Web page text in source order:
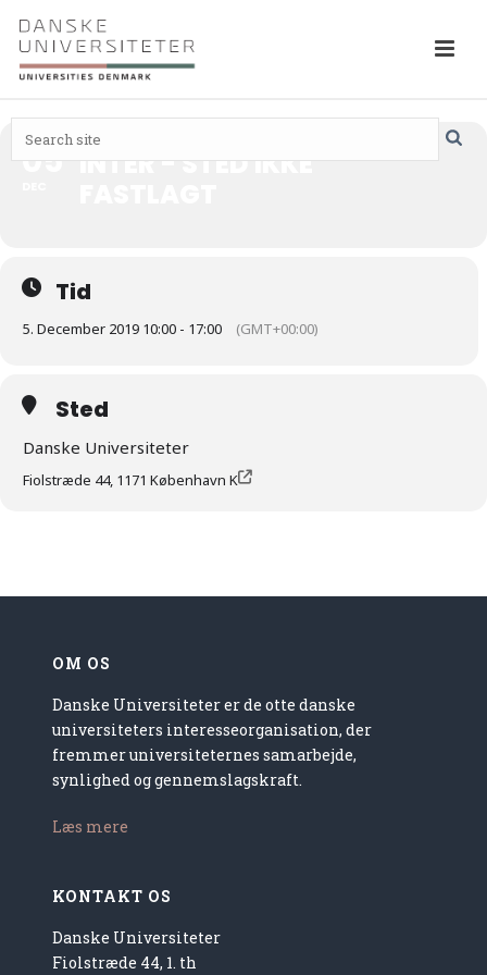
05 INTER - STED IKKE
Tid
5. December 2019 10:00 - 17:00 (GMT+00:00)
Sted
Danske Universiteter
Fiolstræde 44, 1171 København K
OM OS
Danske Universiteter er de otte danske
universiteters interesseorganisation, der
fremmer universiteternes samarbejde,
synlighed og gennemslagskraft.
Læs mere
KONTAKT OS
Danske Universiteter
Fiolstræde 44, 1. th